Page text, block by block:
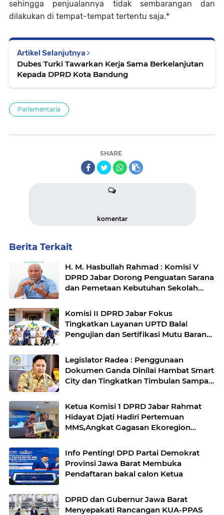
sehingga penjualannya tidak sembarangan dan
dilakukan di tempat-tempat tertentu saja.*
Artikel Selanjutnya
Dubes Turki Tawarkan Kerja Sama Berkelanjutan
Kepada DPRD Kota Bandung
Parlementaria
SHARE
komentar
Berita Terkait
H. M. Hasbullah Rahmad : Komisi V
DPRD Jabar Dorong Penguatan Sarana
dan Pemetaan Kebutuhan Sekolah
Komisi II DPRD Jabar Fokus
Tingkatkan Layanan UPTD Balai
Pengujian dan Sertifikasi Mutu Barang
Legislator Radea : Penggunaan
Dokumen Ganda Dinilai Hambat Smart
City dan Tingkatkan Timbulan Sampah
Ketua Komisi 1 DPRD Jabar Rahmat
Hidayat Djati Hadiri Pertemuan
MMS,Angkat Gagasan Ekoregion
Info Penting! DPD Partai Demokrat
Provinsi Jawa Barat Membuka
Pendaftaran bakal calon Ketua
DPRD dan Gubernur Jawa Barat
Menyepakati Rancangan KUA-PPAS